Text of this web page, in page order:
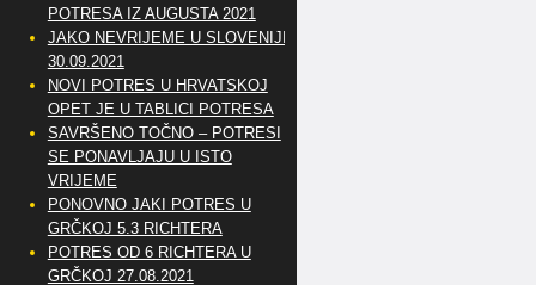
POTRESA IZ AUGUSTA 2021
JAKO NEVRIJEME U SLOVENIJI
30.09.2021
NOVI POTRES U HRVATSKOJ
OPET JE U TABLICI POTRESA
SAVRŠENO TOČNO – POTRESI
SE PONAVLJAJU U ISTO
VRIJEME
PONOVNO JAKI POTRES U
GRČKOJ 5.3 RICHTERA
POTRES OD 6 RICHTERA U
GRČKOJ 27.08.2021